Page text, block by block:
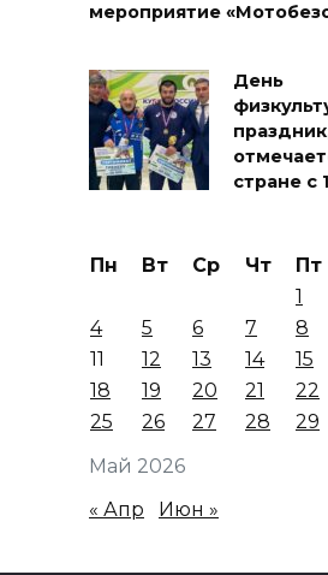
мероприятие
День
стране с
Май 2026
Пн Вт Ср Чт Пт
1
4
5 6 7 8
11
12 13 14 15
18
19 20 21 22
25
26 27 28 29
« Апр Июн »